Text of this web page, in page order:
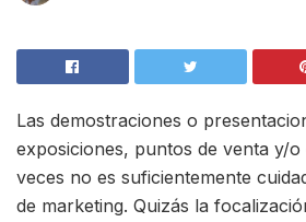
Las demostraciones o
exposiciones, puntos de venta y/o
veces no es suficientemente
de marketing. Quizás la